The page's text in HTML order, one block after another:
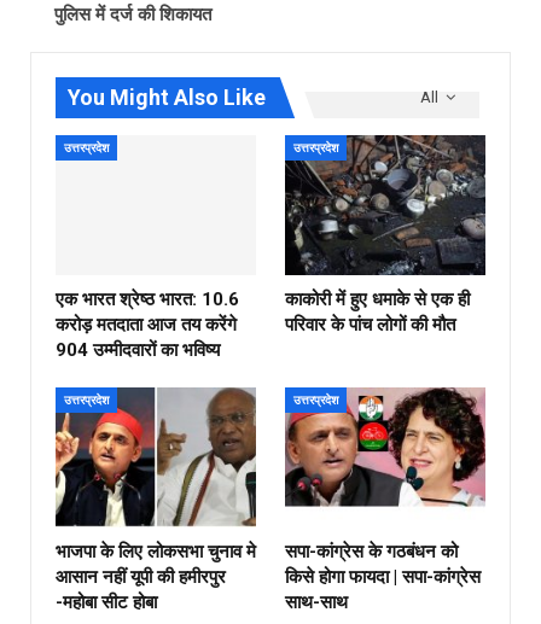
पुलिस में दर्ज की शिकायत
All
You Might Also Like
उत्तरप्रदेश
एक भारत श्रेष्ठ भारत: 10.6
करोड़ मतदाता आज तय करेंगे
904 उम्मीदवारों का भविष्य
उत्तरप्रदेश
काकोरी में हुए धमाके से एक ही
परिवार के पांच लोगों की मौत
उत्तरप्रदेश
भाजपा के लिए लोकसभा चुनाव मे
आसान नहीं यूपी की हमीरपुर
-महोबा सीट होबा
उत्तरप्रदेश
सपा-कांग्रेस के गठबंधन को
किसे होगा फायदा | सपा-कांग्रेस
साथ-साथ